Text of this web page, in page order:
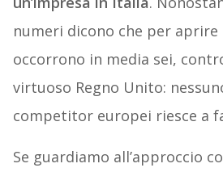
numeri dicono che per aprire
occorrono in media sei,
virtuoso Regno Unito:
competitor europei riesce a
Se guardiamo all’approccio